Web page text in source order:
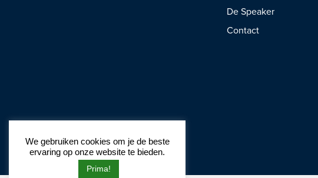
De Speaker
Contact
We gebruiken cookies om je de beste
ervaring op onze website te bieden.
Prima!